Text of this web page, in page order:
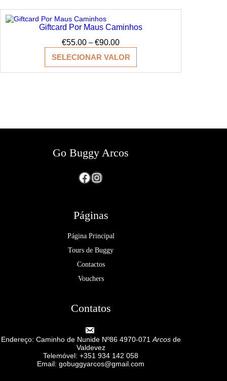
Giftcard Por Maus Caminhos
€55.00 – €90.00Price
range:
€55.00
through
SELECIONAR VALOR
Go Buggy Arcos
Facebook Instagram
Páginas
Página Principal
Tours de Buggy
Contactos
Vouchers
Contatos
Endereço: Caminho de Nunide Nº86 4970-071 Arcosde
Valdevez
Telemóvel: +351 934 142 058
Email: gobuggyarcos@gmail.com